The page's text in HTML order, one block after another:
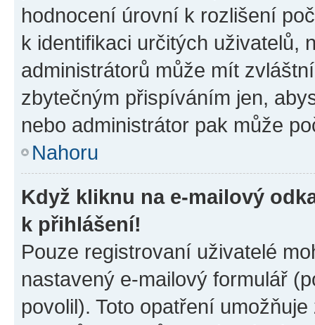
hodnocení úrovní k rozlišení
k identifikaci určitých uživatelů,
administrátorů může mít
zbytečným přispíváním jen,
nebo administrátor pak může
Nahoru
Když kliknu na e-mailový
k přihlášení!
Pouze registrovaní uživatelé
nastavený e-mailový formulář
povolil). Toto opatření